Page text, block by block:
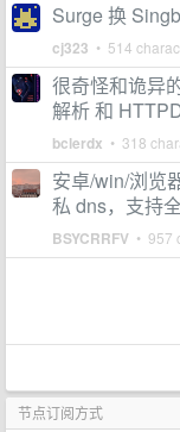
Surge 换
cj323 • 514
很奇怪和诡异
解析 和
bclerdx • 318
安卓/win/浏览
私 dns，支持全
BSYCRRFV • 957
节点订阅方式